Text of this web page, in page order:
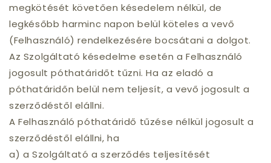
megkötését követően késedelem nélkül, de
legkésőbb harminc napon belül köteles a vevő
(Felhasználó) rendelkezésére bocsátani a dolgot.
Az Szolgáltató késedelme esetén a Felhasználó
jogosult póthatáridőt tűzni. Ha az eladó a
póthatáridőn belül nem teljesít, a vevő jogosult a
szerződéstől elállni.
A Felhasználó póthatáridő tűzése nélkül jogosult a
szerződéstől elállni, ha
a) a Szolgáltató a szerződés teljesítését